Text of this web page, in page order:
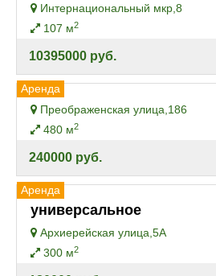
Интернациональный мкр,8
107 м2
10395000 руб.
Аренда
Преображенская улица,186
480 м2
240000 руб.
Аренда
универсальное
Архиерейская улица,5А
300 м2